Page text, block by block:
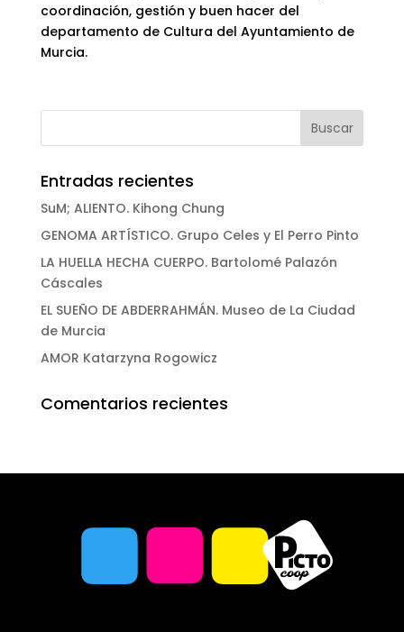
coordinación, gestión y buen hacer del
departamento de Cultura del Ayuntamiento de
Murcia.
Entradas recientes
SuM; ALIENTO. Kihong Chung
GENOMA ARTÍSTICO. Grupo Celes y El Perro Pinto
LA HUELLA HECHA CUERPO. Bartolomé Palazón
Cáscales
EL SUEÑO DE ABDERRAHMÁN. Museo de La Ciudad
de Murcia
AMOR Katarzyna Rogowicz
Comentarios recientes